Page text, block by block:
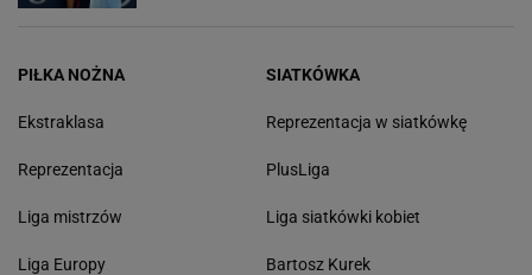
PIŁKA NOŻNA
Ekstraklasa
Reprezentacja
Liga mistrzów
Liga Europy
SIATKÓWKA
Reprezentacja w siatkówkę
PlusLiga
Liga siatkówki kobiet
Bartosz Kurek